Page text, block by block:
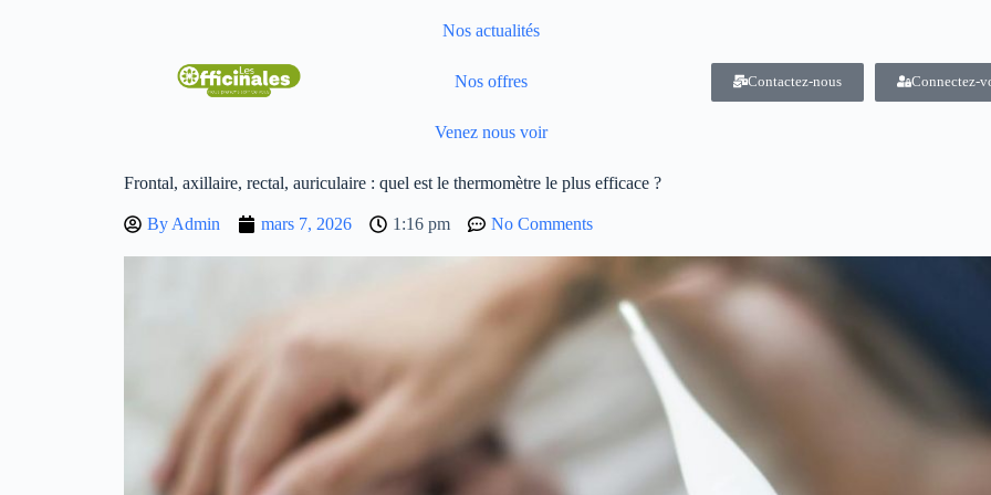
Nos actualités
Nos offres
Venez nous voir
Contactez-nous Connectez-
Frontal, axillaire, rectal, auriculaire : quel est le thermomètre le plus efficace ?
By Admin mars 7, 2026 1:16 pm No Comments